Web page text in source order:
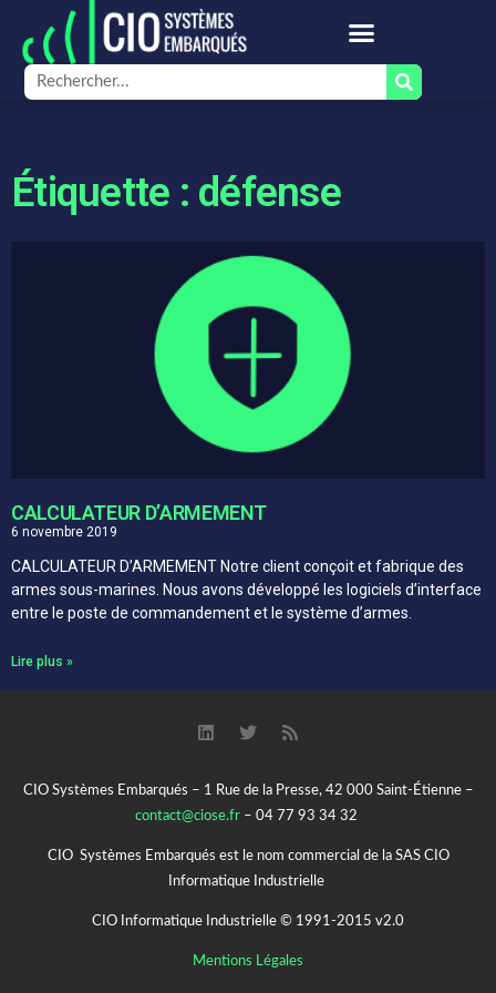
Étiquette : défense
CALCULATEUR D’ARMEMENT
6 novembre 2019
CALCULATEUR D’ARMEMENT Notre client conçoit et fabrique des
armes sous-marines. Nous avons développé les logiciels d’interface
entre le poste de commandement et le système d’armes.
Lire plus »
CIO Systèmes Embarqués – 1 Rue de la Presse, 42 000 Saint-Étienne –
contact@ciose.fr – 04 77 93 34 32
CIO Systèmes Embarqués est le nom commercial de la SAS CIO
Informatique Industrielle
CIO Informatique Industrielle © 1991-2015 v2.0
Mentions Légales